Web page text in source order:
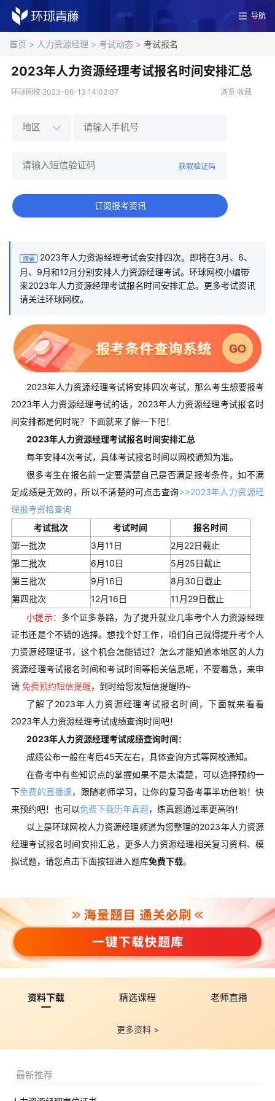
导航
首页 > 人力资源经理 > 考试动态 > 考试报名
2023年人力资源经理考试报名时间安排汇总
环球网校·2023-06-13 14:02:07 浏览 收藏
获取验证码
订阅报考资讯
摘要
2023年人力资源经理考试会安排四次。即将在3月、6、
月、9月和12月分别安排人力资源经理考试。环球网校小编带
来2023年人力资源经理考试报名时间安排汇总。更多考试资讯
请关注环球网校。
2023年人力资源经理考试将安排四次考试，那么考生想要报考
2023年人力资源经理考试的话，2023年人力资源经理考试报名时
间安排都是何时呢？下面就来了解一下吧！
2023年人力资源经理考试报名时间安排汇总
每年安排4次考试，具体考试报名时间以网校通知为准。
很多考生在报名前一定要清楚自己是否满足报考条件，如不满
足成绩是无效的，所以不清楚的可点击查询>>2023年人力资源经
理报考资格查询
考试批次
考试时间
报名时间
第一批次
3月11日
2月22日截止
第二批次
6月10日
5月25日截止
第三批次
9月16日
8月30日截止
第四批次
12月16日
11月29日截止
小提示： 多个证多条路，为了提升就业几率考个人力资源经理
证书还是个不错的选择。想找个好工作，咱们自己就得提升考个人
力资源经理证书，这个机会怎能错过？怎么才能知道本地区的人力
资源经理考试报名时间和考试时间等相关信息呢，不要着急，来申
请免费预约短信提醒，到时给您发短信提醒哟~
了解了2023年人力资源经理考试报名时间，下面就来看看
2023年人力资源经理考试成绩查询时间吧！
2023年人力资源经理考试成绩查询时间：
成绩公布一般在考后45天左右，具体查询方式等网校通知。
在备考中有些知识点的掌握如果不是太清楚，可以选择预约一
下免费的直播课，跟随老师学习，让你的复习备考事半功倍哟！快
来预约吧！也可以免费下载历年真题，练真题通过率更高哟！
以上是环球网校人力资源经理频道为您整理的2023年人力资源
经理考试报名时间安排汇总，更多人力资源经理相关复习资料、模
拟试题，请您点击下面按钮进入题库免费下载。
资料下载 精选课程 老师直播
更多资料 >
最新推荐